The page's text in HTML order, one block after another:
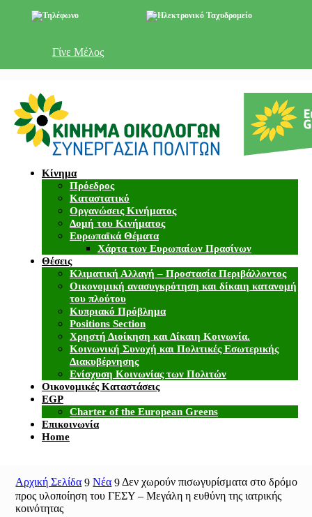
Γίνε Μέλος
Κίνημα
Πρόεδρος
Καταστατικό
Οργανώσεις Κινήματος
Δομή του Κινήματος
Ευρωπαϊκά Θέματα
Χάρτα των Ευρωπαίων Πρασίνων
Θέσεις
Κλιματική Αλλαγή – Προστασία Περιβάλλοντος
Οικονομική ανασυγκρότηση και δίκαιη κατανομή
του πλούτου
Κυπριακό Πρόβλημα
Positions Section
Χρηστή Διοίκηση και Δίκαιη Κοινωνία.
Κοινωνική Συνοχή και Πολιτικές Εσωτερικής
Διακυβέρνησης
Ενίσχυση Κοινωνίας των Πολιτών
Οικονομικές Καταστάσεις
EGP
Charter of the European Greens
Επικοινωνία
Home
Αρχική Σελίδα 9 Νέα 9 Δεν χωρούν πισωγυρίσματα στο δρόμο
προς υλοποίηση του ΓΕΣΥ – Μεγάλη η ευθύνη της ιατρικής
κοινότητας